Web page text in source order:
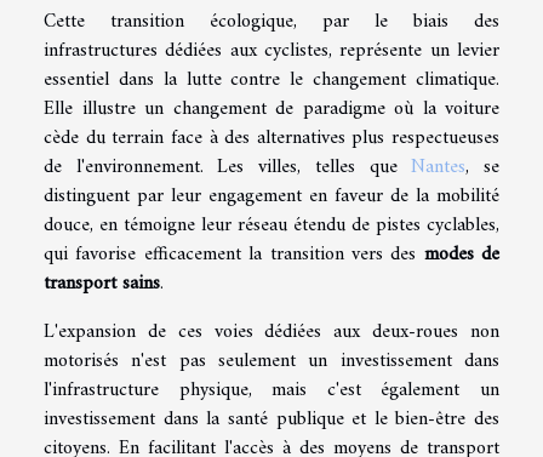
Cette transition écologique, par le biais des
infrastructures dédiées aux cyclistes, représente un levier
essentiel dans la lutte contre le changement climatique.
Elle illustre un changement de paradigme où la voiture
cède du terrain face à des alternatives plus respectueuses
de l'environnement. Les villes, telles queNantes, se
distinguent par leur engagement en faveur de la mobilité
douce, en témoigne leur réseau étendu de pistes cyclables,
qui favorise efficacement la transition vers des modes de
transport sains.
L'expansion de ces voies dédiées aux deux-roues non
motorisés n'est pas seulement un investissement dans
l'infrastructure physique, mais c'est également un
investissement dans la santé publique et le bien-être des
citoyens. En facilitant l'accès à des moyens de transport